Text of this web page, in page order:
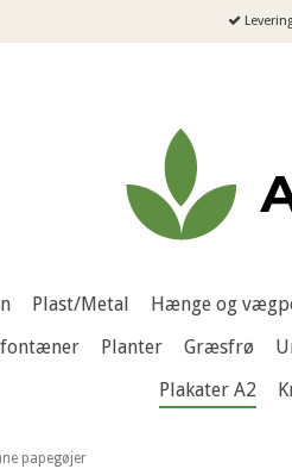
Plast/Metal Hænge og
Planter Græsfrø
Plakater A2
papegøjer